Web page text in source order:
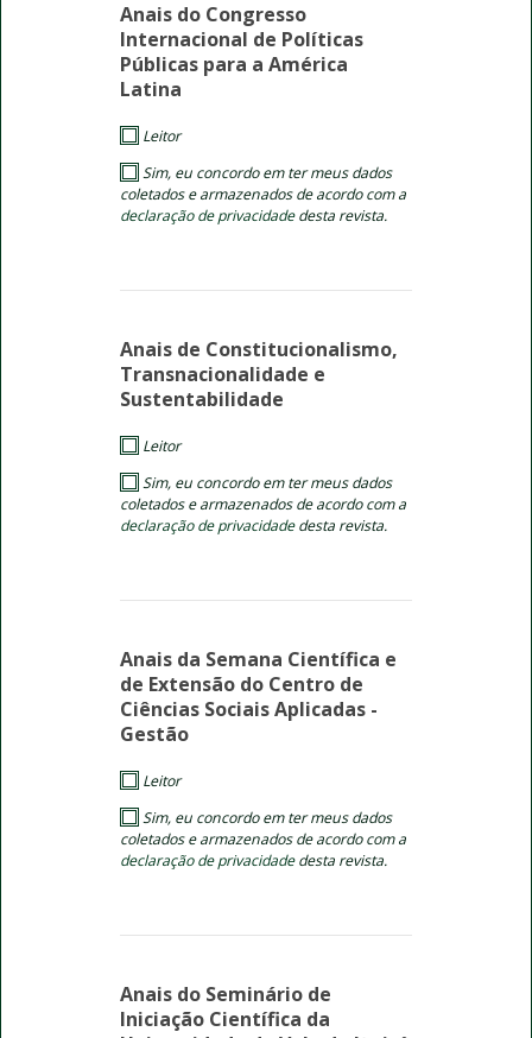
Anais do Congresso
Internacional de Políticas
Públicas para a América
Latina
Leitor
coletados e armazenados de acordo com a
declaração de privacidadedesta revista.
Anais de Constitucionalismo,
Transnacionalidade e
Sustentabilidade
Leitor
coletados e armazenados de acordo com a
declaração de privacidadedesta revista.
Anais da Semana Científica e
de Extensão do Centro de
Ciências Sociais Aplicadas -
Gestão
Leitor
coletados e armazenados de acordo com a
declaração de privacidadedesta revista.
Anais do Seminário de
Iniciação Científica da